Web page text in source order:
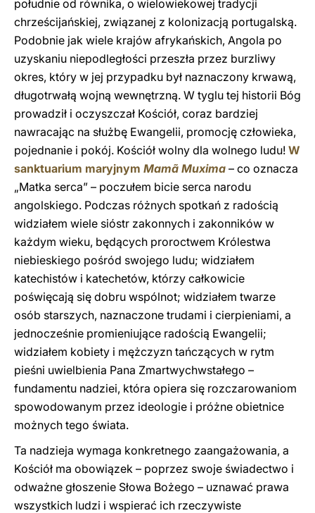
południe od równika, o wielowiekowej tradycji
chrześcijańskiej, związanej z kolonizacją portugalską.
Podobnie jak wiele krajów afrykańskich, Angola po
uzyskaniu niepodległości przeszła przez burzliwy
okres, który w jej przypadku był naznaczony krwawą,
długotrwałą wojną wewnętrzną. W tyglu tej historii Bóg
prowadził i oczyszczał Kościół, coraz bardziej
nawracając na służbę Ewangelii, promocję człowieka,
pojednanie i pokój. Kościół wolny dla wolnego ludu! W
sanktuarium maryjnym Mamã Muxima – co oznacza
„Matka serca” – poczułem bicie serca narodu
angolskiego. Podczas różnych spotkań z radością
widziałem wiele sióstr zakonnych i zakonników w
każdym wieku, będących proroctwem Królestwa
niebieskiego pośród swojego ludu; widziałem
katechistów i katechetów, którzy całkowicie
poświęcają się dobru wspólnot; widziałem twarze
osób starszych, naznaczone trudami i cierpieniami, a
jednocześnie promieniujące radością Ewangelii;
widziałem kobiety i mężczyzn tańczących w rytm
pieśni uwielbienia Pana Zmartwychwstałego –
fundamentu nadziei, która opiera się rozczarowaniom
spowodowanym przez ideologie i próżne obietnice
możnych tego świata.
Ta nadzieja wymaga konkretnego zaangażowania, a
Kościół ma obowiązek – poprzez swoje świadectwo i
odważne głoszenie Słowa Bożego – uznawać prawa
wszystkich ludzi i wspierać ich rzeczywiste